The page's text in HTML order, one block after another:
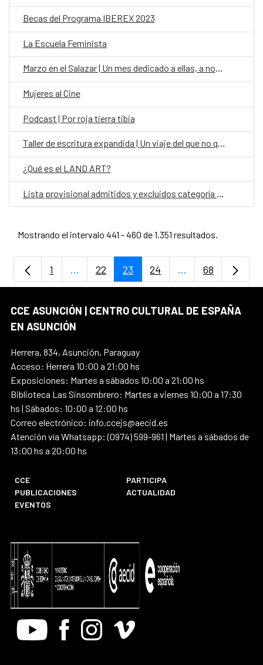
Becas del Programa IBEREX 2023
La Escuela Feminista
Marzo en el Salazar | Un mes dedicado a ellas, a nosotras, a todas
Mujeres al Cine
Podcast | Por roja tierra tibia
Taller de escritura expandida | Un viaje del que no quedan fotografías
¿Qué es el LAND ART?
Mostrando el intervalo 441 - 460 de 1.351 resultados.
Página
1 ...Páginas intermedias Use TAB para
Página
22 Página
23 Página
24 ...PáginasPágina
68
CCE ASUNCIÓN | CENTRO CULTURAL DE ESPAÑA
EN ASUNCIÓN
Herrera, 834, Asunción, Paraguay
Acceso: Herrera 10:00 a 21:00 hs
Exposiciones: Martes a sábados 10:00 a 21:00 hs
Biblioteca Las Sinsombrero: Martes a viernes 10:00 a 17:30
hs | Sábados: 10:00 a 12:00 hs
Correo electrónico: info.ccejs@aecid.es
Atención vía Whatsapp: (0974) 599-961 | Martes a sábados de
13:00 hs a 20:00 hs
CCE
PARTICIPA
PUBLICACIONES
ACTUALIDAD
EVENTOS
Youtube FacebookInstagram
Vimeo